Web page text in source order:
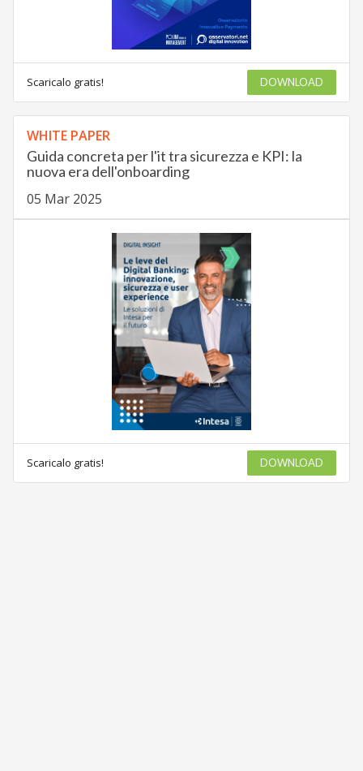
Scaricalo gratis! DOWNLOAD
WHITE PAPER
Guida concreta per l'it tra sicurezza e KPI: la
nuova era dell'onboarding
05 Mar 2025
Scaricalo gratis! DOWNLOAD